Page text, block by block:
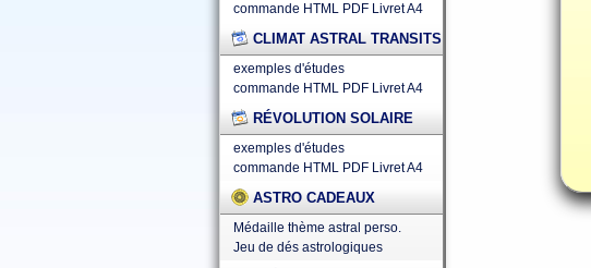
commande HTML PDF Livret A4
CLIMAT ASTRAL TRANSITS
exemples d'études
commande HTML PDF Livret A4
RÉVOLUTION SOLAIRE
exemples d'études
commande HTML PDF Livret A4
ASTRO CADEAUX
Médaille thème astral perso.
Jeu de dés astrologiques